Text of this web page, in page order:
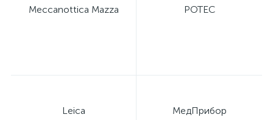
Meccanottica Mazza POTEC
Leica МедПрибор